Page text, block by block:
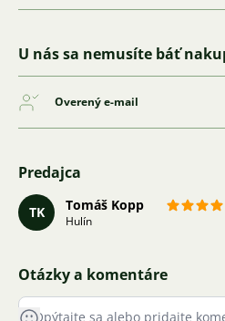
U nás sa nemusíte báť
Overený e-mail
Predajca
TK Tomáš Kopp
Hulín
Otázky a komentáre